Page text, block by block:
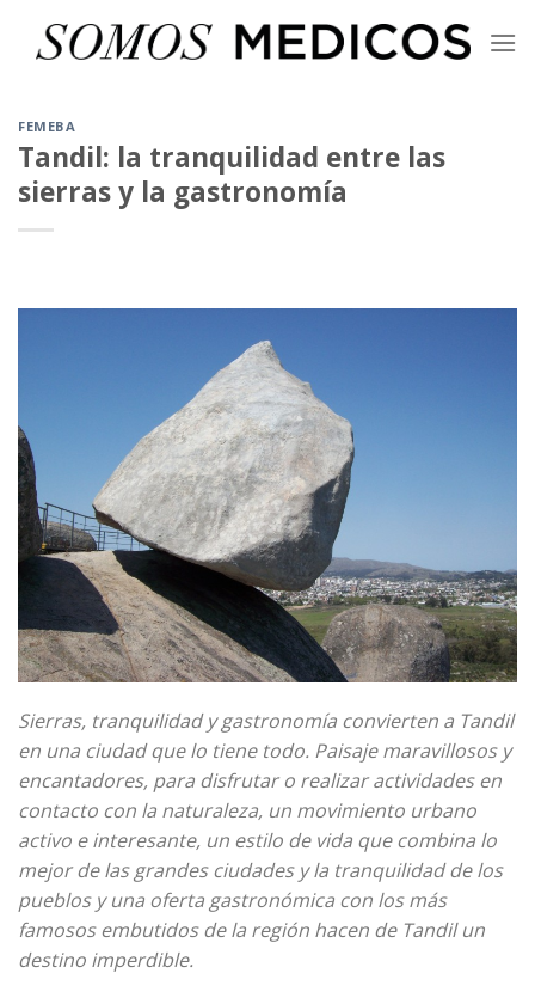
FEMEBA
Tandil: la tranquilidad entre las
sierras y la gastronomía
Sierras, tranquilidad y gastronomía convierten a Tandil
en una ciudad que lo tiene todo. Paisaje maravillosos y
encantadores, para disfrutar o realizar actividades en
contacto con la naturaleza, un movimiento urbano
activo e interesante, un estilo de vida que combina lo
mejor de las grandes ciudades y la tranquilidad de los
pueblos y una oferta gastronómica con los más
famosos embutidos de la región hacen de Tandil un
destino imperdible.